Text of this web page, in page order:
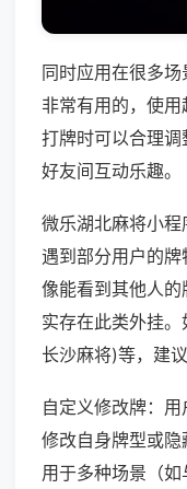
同时应用在很多
非常有用的，使
打牌时可以合理
好友间互动乐趣。
微乐湖北麻将小
遇到部分用户的
像能看到其他人
实存在此类外挂
长沙麻将)等，建
自定义修改牌：用
修改自身牌型或隐
用于多种场景（